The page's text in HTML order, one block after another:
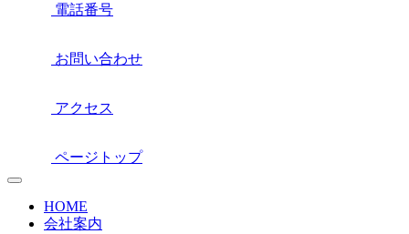
電話番号
お問い合わせ
アクセス
ページトップ
HOME
会社案内